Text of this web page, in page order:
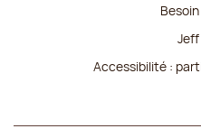
Accessibilité :